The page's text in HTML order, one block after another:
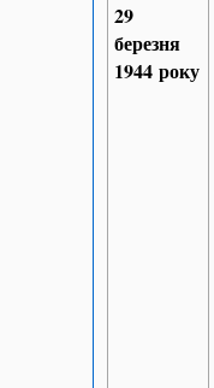
29
березня
1944 року